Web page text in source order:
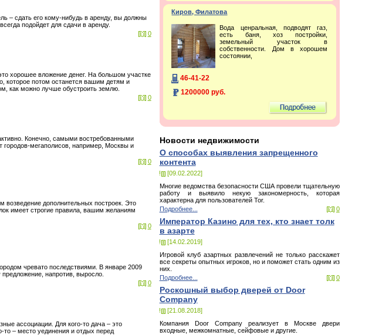
– сдать его кому-нибудь в аренду, вы должны
подойдет для сдачи в аренду.
0
хорошее вложение денег. На большом участке
которое потом останется вашим детям и
как можно лучше обустроить землю.
0
Конечно, самыми востребованными
городов-мегаполисов, например, Москвы и
0
возведение дополнительных построек. Это
имеет строгие правила, вашим желаниям
0
чревато последствиями. В январе 2009
напротив, выросло.
0
ассоциации. Для кого-то дача – это
то – место уединения и отдых перед
Киров, Филатова
Вода ценральная, подводят газ,
есть баня, хоз постройки,
земельный участок в
собственности. Дом в хорошем
состоянии,
46-41-22
1200000 руб.
Новости недвижимости
О способах выявления запрещенного
контента
[09.02.2022]
Многие ведомства безопасности США провели тщательную
работу и выявило некую закономерность, которая
характерна для пользователей Tor.
Подробнее...
0
Император Казино для тех, кто знает толк
в азарте
[14.02.2019]
Игровой клуб азартных развлечений не только расскажет
все секреты опытных игроков, но и поможет стать одним из
них.
Подробнее...
0
Роскошный выбор дверей от Door
Company
[21.08.2018]
Компания Door Company реализует в Москве двери
входные, межкомнатные, сейфовые и другие.